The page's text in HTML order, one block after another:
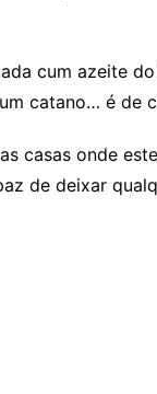
cum azeite
catano… é de
casas onde
de deixar